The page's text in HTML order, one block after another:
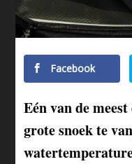
Facebook
Eén van de
grote snoek te